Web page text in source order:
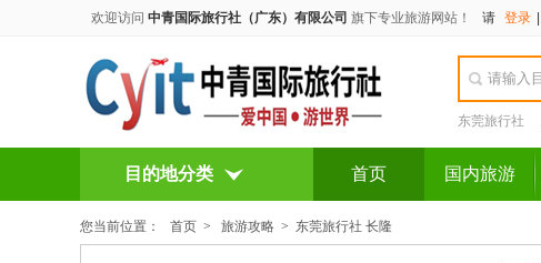
欢迎访问 中青国际旅行社（广东）有限公司 旗下专业旅游网站！ 请 登录
东莞旅行社
目的地分类 首页 国内旅游
您当前位置： 首页 > 旅游攻略 > 东莞旅行社 长隆